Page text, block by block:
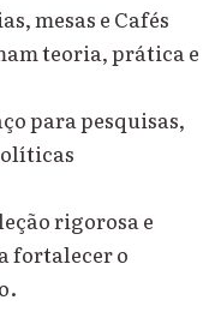
mesas e Cafés
teoria, prática e
para pesquisas,
rigorosa e
fortalecer o